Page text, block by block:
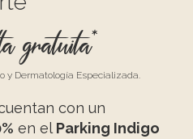
gratuita*
y Dermatología Especializada.
con un
en elParking Indigo